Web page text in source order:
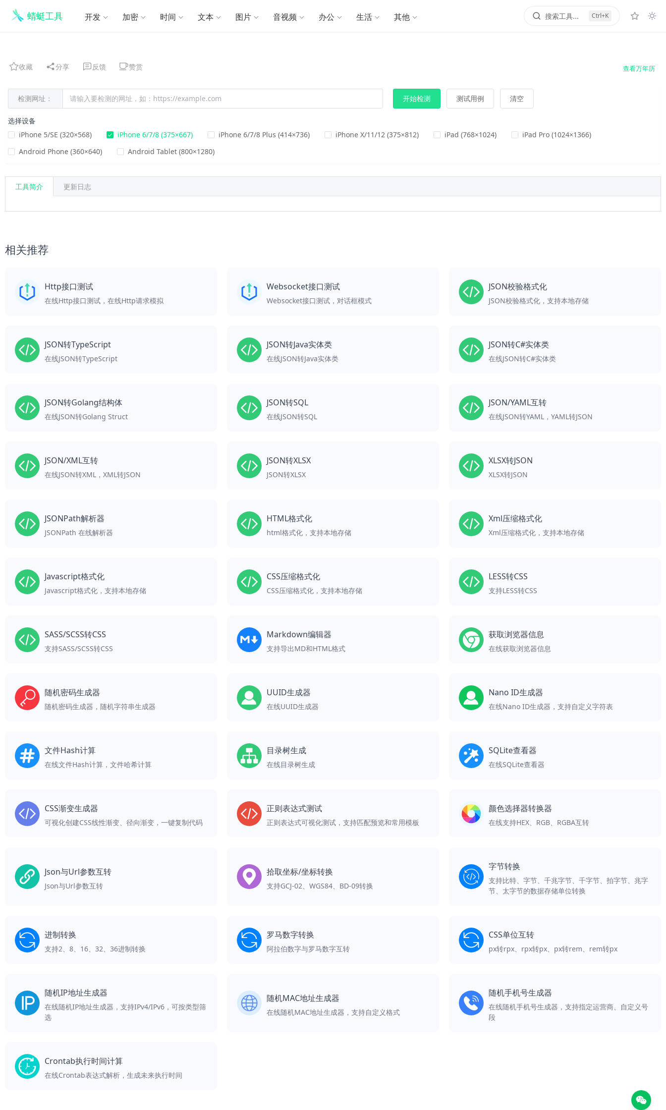
蜻蜓工具 开发 加密 时间 文本 图片 音视频 办公 生活 其他 搜索工具... Ctrl+K
收藏 分享 反馈 赞赏 查看万年历
检测网址： 开始检测 测试用例 清空
选择设备
iPhone 5/SE (320×568)
iPhone 6/7/8 (375×667) iPhone 6/7/8 Plus (414×736) iPhone X/11/12 (375×812) iPad (768×1024)
iPad Pro (1024×1366)
Android Phone (360×640)
Android Tablet (800×1280)
工具简介 更新日志
相关推荐
Http接口测试
在线Http接口测试，在线Http请求模拟
Websocket接口测试
Websocket接口测试，对话框模式
JSON校验格式化
JSON校验格式化，支持本地存储
JSON转TypeScript
在线JSON转TypeScript
JSON转Java实体类
在线JSON转Java实体类
JSON转C#实体类
在线JSON转C#实体类
JSON转Golang结构体
在线JSON转Golang Struct
JSON转SQL
在线JSON转SQL
JSON/YAML互转
在线JSON转YAML，YAML转JSON
JSON/XML互转
在线JSON转XML，XML转JSON
JSON转XLSX
JSON转XLSX
XLSX转JSON
XLSX转JSON
JSONPath解析器
JSONPath 在线解析器
HTML格式化
html格式化，支持本地存储
Xml压缩格式化
Xml压缩格式化，支持本地存储
Javascript格式化
Javascript格式化，支持本地存储
CSS压缩格式化
CSS压缩格式化，支持本地存储
LESS转CSS
支持LESS转CSS
SASS/SCSS转CSS
支持SASS/SCSS转CSS
Markdown编辑器
支持导出MD和HTML格式
获取浏览器信息
在线获取浏览器信息
随机密码生成器
随机密码生成器，随机字符串生成器
UUID生成器
在线UUID生成器
Nano ID生成器
在线Nano ID生成器，支持自定义字符表
文件Hash计算
在线文件Hash计算，文件哈希计算
目录树生成
在线目录树生成
SQLite查看器
在线SQLite查看器
CSS渐变生成器
可视化创建CSS线性渐变、径向渐变，一键复制代码
正则表达式测试
正则表达式可视化测试，支持匹配预览和常用模板
颜色选择器转换器
在线支持HEX、RGB、RGBA互转
Json与Url参数互转
Json与Url参数互转
拾取坐标/坐标转换
支持GCJ-02、WGS84、BD-09转换
字节转换
支持比特、字节、千兆字节、千字节、拍字节、兆字
节、太字节的数据存储单位转换
进制转换
支持2、8、16、32、36进制转换
罗马数字转换
阿拉伯数字与罗马数字互转
CSS单位互转
px转rpx、rpx转px、px转rem、rem转px
随机IP地址生成器
在线随机IP地址生成器，支持IPv4/IPv6，可按类型筛
选
随机MAC地址生成器
在线随机MAC地址生成器，支持自定义格式
随机手机号生成器
在线随机手机号生成器，支持指定运营商、自定义号
段
Crontab执行时间计算
在线Crontab表达式解析，生成未来执行时间